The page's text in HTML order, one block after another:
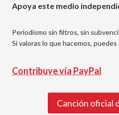
Apoya este medio
Periodismo sin filtros, sin
Si valoras lo que hacemos,
Contribuye vía PayPal
Canción oficial